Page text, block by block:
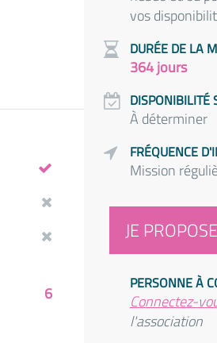
6
vos
DURÉE DE LA
364 jours
DISPONIBILITÉ
À déterminer
FRÉQUENCE
Mission
JE
PERSONNE À
Connectez-
l'association